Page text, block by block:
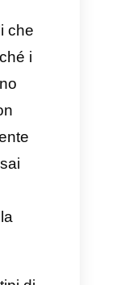
ecc.
Chatbot di
dei
per